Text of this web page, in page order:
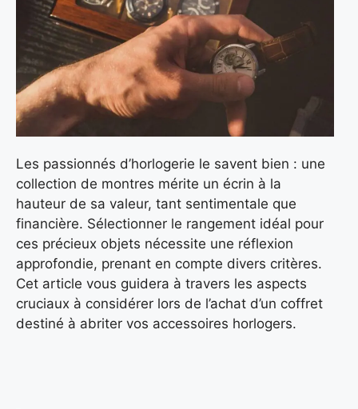
Les passionnés d’horlogerie le savent bien : une
collection de montres mérite un écrin à la
hauteur de sa valeur, tant sentimentale que
financière. Sélectionner le rangement idéal pour
ces précieux objets nécessite une réflexion
approfondie, prenant en compte divers critères.
Cet article vous guidera à travers les aspects
cruciaux à considérer lors de l’achat d’un coffret
destiné à abriter vos accessoires horlogers.